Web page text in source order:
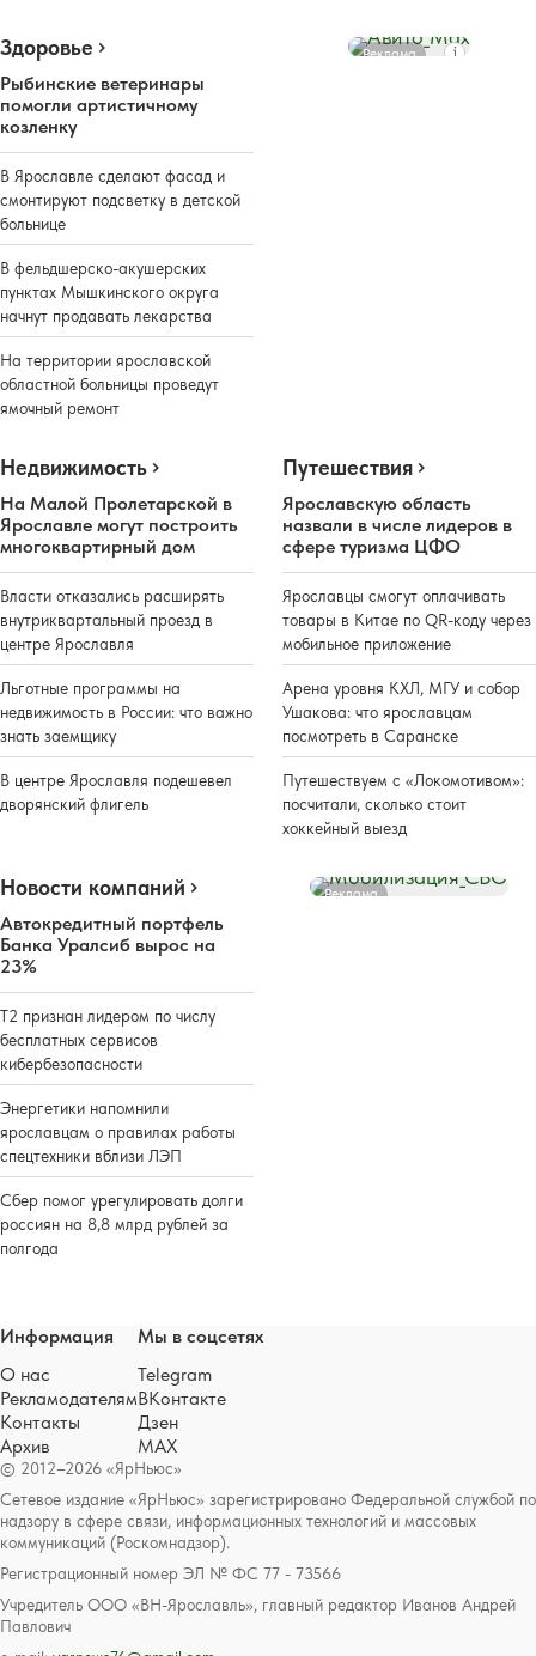
Здоровье
Рыбинские ветеринары
помогли артистичному
козленку
В Ярославле сделают фасад и
смонтируют подсветку в детской
больнице
В фельдшерско-акушерских
пунктах Мышкинского округа
начнут продавать лекарства
На территории ярославской
областной больницы проведут
ямочный ремонт
Реклама
Недвижимость
На Малой Пролетарской в
Ярославле могут построить
многоквартирный дом
Власти отказались расширять
внутриквартальный проезд в
центре Ярославля
Льготные программы на
недвижимость в России: что важно
знать заемщику
В центре Ярославля подешевел
дворянский флигель
Путешествия
Ярославскую область
назвали в числе лидеров в
сфере туризма ЦФО
Ярославцы смогут оплачивать
товары в Китае по QR-коду через
мобильное приложение
Арена уровня КХЛ, МГУ и собор
Ушакова: что ярославцам
посмотреть в Саранске
Путешествуем с «Локомотивом»:
посчитали, сколько стоит
хоккейный выезд
Новости компаний
Автокредитный портфель
Банка Уралсиб вырос на
23%
Т2 признан лидером по числу
бесплатных сервисов
кибербезопасности
Энергетики напомнили
ярославцам о правилах работы
спецтехники вблизи ЛЭП
Сбер помог урегулировать долги
россиян на 8,8 млрд рублей за
полгода
Реклама
© 2012–2026 «ЯрНьюс»
Сетевое издание «ЯрНьюс» зарегистрировано Федеральной службой по
надзору в сфере связи, информационных технологий и массовых
коммуникаций (Роскомнадзор).
Регистрационный номер ЭЛ № ФС 77 - 73566
Учредитель ООО «ВН-Ярославль», главный редактор Иванов Андрей
Павлович
Информация
О нас
Рекламодателям
Контакты
Архив
Мы в соцсетях
Telegram
ВКонтакте
Дзен
MAX